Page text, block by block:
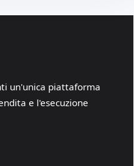
un'unica piattaforma
e l'esecuzione